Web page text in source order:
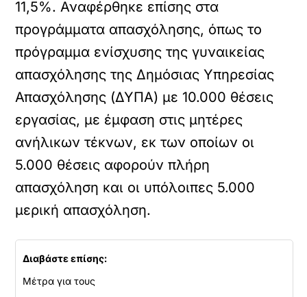
11,5%. Αναφέρθηκε επίσης στα
προγράμματα απασχόλησης, όπως το
πρόγραμμα ενίσχυσης της γυναικείας
απασχόλησης της Δημόσιας Υπηρεσίας
Απασχόλησης (ΔΥΠΑ) με 10.000 θέσεις
εργασίας, με έμφαση στις μητέρες
ανήλικων τέκνων, εκ των οποίων οι
5.000 θέσεις αφορούν πλήρη
απασχόληση και οι υπόλοιπες 5.000
μερική απασχόληση.
Διαβάστε επίσης:
Μέτρα για τους